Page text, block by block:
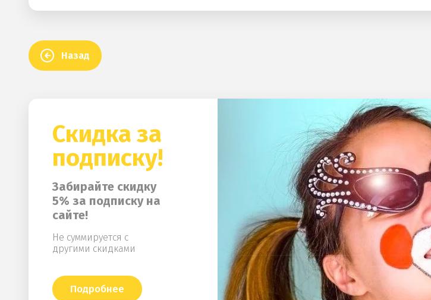
Назад
Скидка за
подписку!
Забирайте скидку
5% за подписку на
сайте!
Не суммируется с
другими скидками
Подробнее